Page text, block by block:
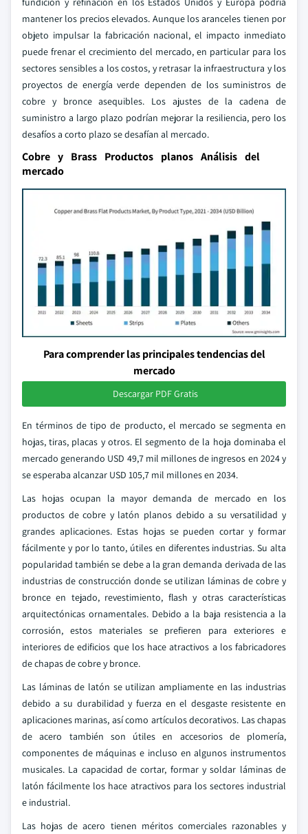
mantener los precios elevados. Aunque los aranceles tienen por
objeto impulsar la fabricación nacional, el impacto inmediato
puede frenar el crecimiento del mercado, en particular para los
sectores sensibles a los costos, y retrasar la infraestructura y los
proyectos de energía verde dependen de los suministros de
cobre y bronce asequibles. Los ajustes de la cadena de
suministro a largo plazo podrían mejorar la resiliencia, pero los
desafíos a corto plazo se desafían al mercado.
Cobre y Brass Productos planos Análisis del
mercado
Para comprender las principales tendencias del
mercado
Descargar PDF Gratis
En términos de tipo de producto, el mercado se segmenta en
hojas, tiras, placas y otros. El segmento de la hoja dominaba el
mercado generando USD 49,7 mil millones de ingresos en 2024 y
se esperaba alcanzar USD 105,7 mil millones en 2034.
Las hojas ocupan la mayor demanda de mercado en los
productos de cobre y latón planos debido a su versatilidad y
grandes aplicaciones. Estas hojas se pueden cortar y formar
fácilmente y por lo tanto, útiles en diferentes industrias. Su alta
popularidad también se debe a la gran demanda derivada de las
industrias de construcción donde se utilizan láminas de cobre y
bronce en tejado, revestimiento, flash y otras características
arquitectónicas ornamentales. Debido a la baja resistencia a la
corrosión, estos materiales se prefieren para exteriores e
interiores de edificios que los hace atractivos a los fabricadores
de chapas de cobre y bronce.
Las láminas de latón se utilizan ampliamente en las industrias
debido a su durabilidad y fuerza en el desgaste resistente en
aplicaciones marinas, así como artículos decorativos. Las chapas
de acero también son útiles en accesorios de plomería,
componentes de máquinas e incluso en algunos instrumentos
musicales. La capacidad de cortar, formar y soldar láminas de
latón fácilmente los hace atractivos para los sectores industrial
e industrial.
Las hojas de acero tienen méritos comerciales razonables y